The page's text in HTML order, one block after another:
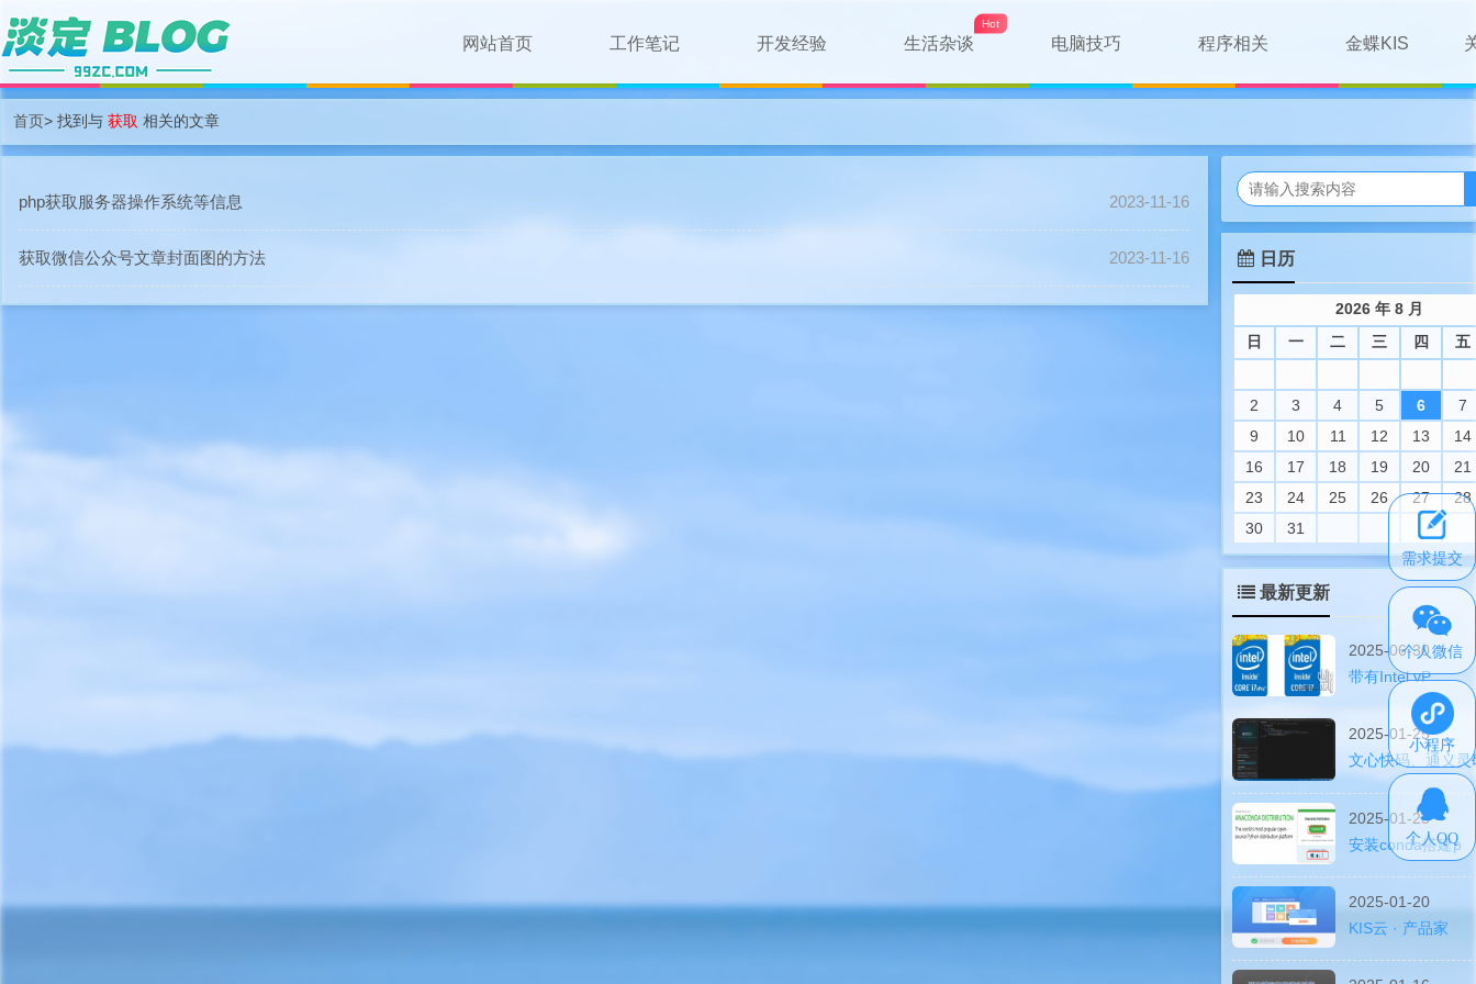
网站首页 工作笔记 开发经验 生活杂谈 电脑技巧 程序相关 金蝶KIS
首页> 找到与 获取 相关的文章
php获取服务器操作系统等信息 2023-11-16
获取微信公众号文章封面图的方法 2023-11-16 日历
2026 年 8 月
日
一 二 三 四 五
2 3 4 5 6
7
9
10 11 12 13
14
16
17 18 19 20
21
23
24 25 26 27
28
30
31
最新更新
2025-06-30
带有Intel vP
2025-01-25
文心快码、通义灵
2025-01-23
安装conda搭建p
2025-01-20
KIS云 · 产品家
需求提交
个人微信
小程序
个人QQ